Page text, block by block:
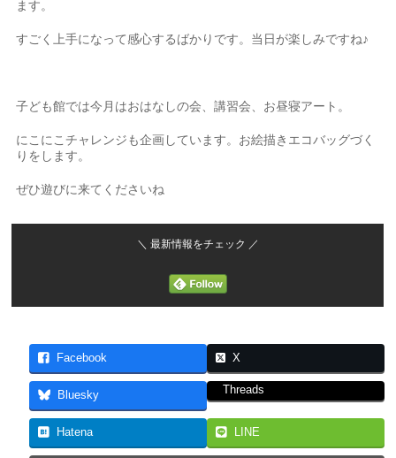
ます。
すごく上手になって感心するばかりです。当日が楽しみですね♪
子ども館では今月はおはなしの会、講習会、お昼寝アート。
にこにこチャレンジも企画しています。お絵描きエコバッグづく
りをします。
ぜひ遊びに来てくださいね
＼ 最新情報をチェック ／
Facebook X
Bluesky Threads
Hatena LINE